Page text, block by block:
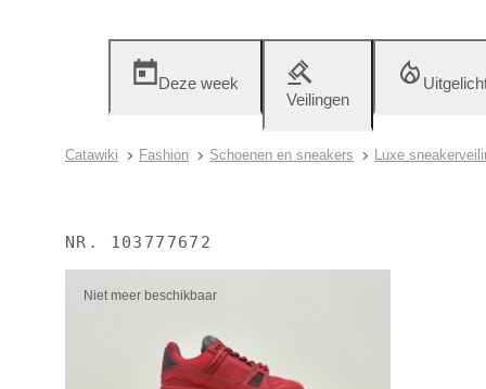
Deze week
Veilingen
Catawiki Fashion Schoenen en sneakers Luxe
NR. 103777672
Niet meer beschikbaar